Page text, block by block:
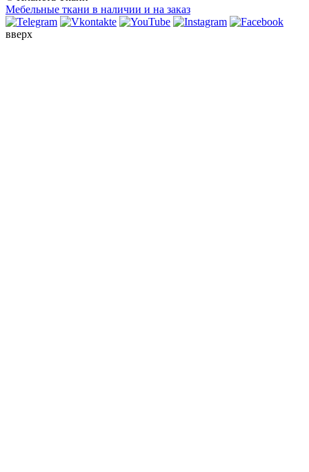
Мебельные ткани в наличии и на заказ
вверх